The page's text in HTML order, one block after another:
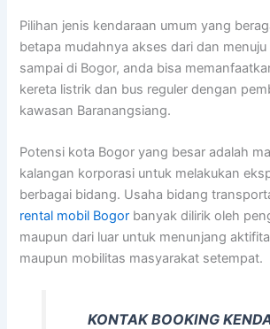
Pilihan jenis kendaraan umum yang
betapa mudahnya akses dari dan
sampai di Bogor, anda bisa
kereta listrik dan bus reguler dengan
kawasan Baranangsiang.
Potensi kota Bogor yang besar adalah
kalangan korporasi untuk melakukan
berbagai bidang. Usaha bidang
rental mobil Bogor banyak dilirik oleh
maupun dari luar untuk menunjang
maupun mobilitas masyarakat setempat.
KONTAK BOOKING